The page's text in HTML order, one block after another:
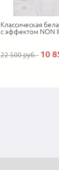
Классическая
с эффектом NON
22 500 руб. 10